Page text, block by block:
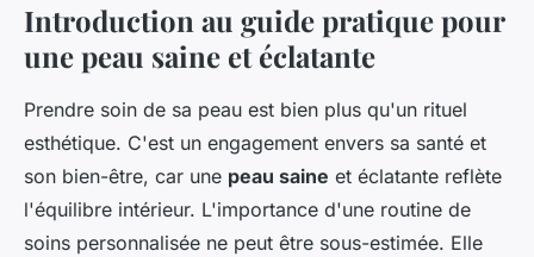
Introduction au guide pratique pour
une peau saine et éclatante
Prendre soin de sa peau est bien plus qu'un rituel
esthétique. C'est un engagement envers sa santé et
son bien-être, car une peau saine et éclatante reflète
l'équilibre intérieur. L'importance d'une routine de
soins personnalisée ne peut être sous-estimée. Elle